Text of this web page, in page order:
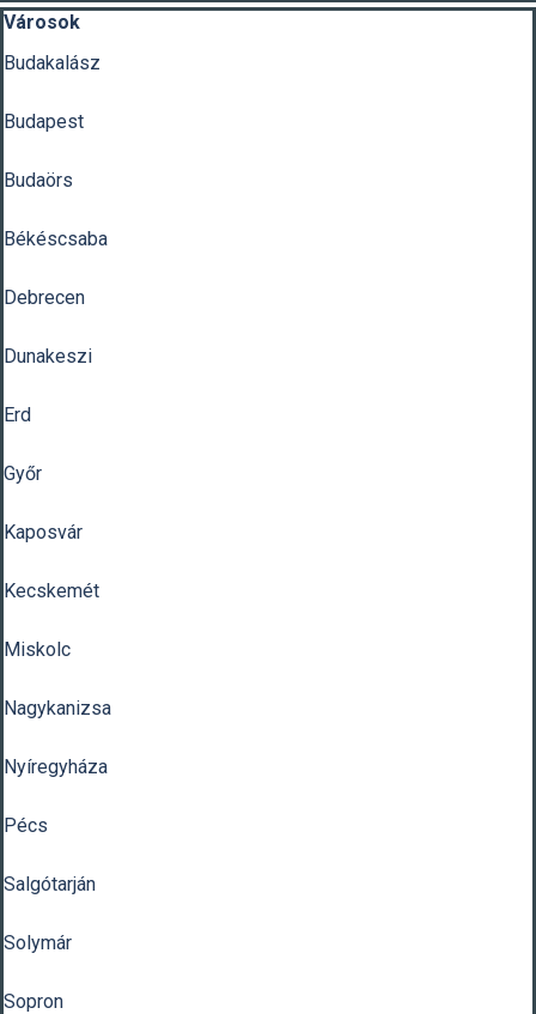
Kihagy blokk Városok
Városok
Budakalász
Budapest
Budaörs
Békéscsaba
Debrecen
Dunakeszi
Erd
Győr
Kaposvár
Kecskemét
Miskolc
Nagykanizsa
Nyíregyháza
Pécs
Salgótarján
Solymár
Sopron